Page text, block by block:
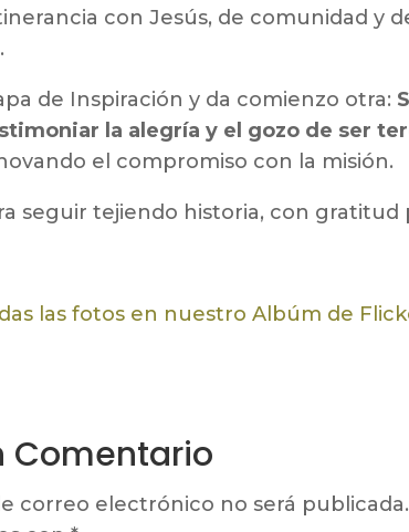
con Jesús, de comunidad y
de Inspiración y da comienzo otra:
la alegría y el gozo de ser
el compromiso con la misión.
seguir tejiendo historia, con gratitud
las fotos en nuestro Albúm de
Comentario
correo electrónico no será publicada.